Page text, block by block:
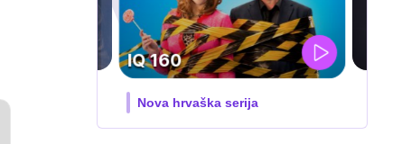
DOSJE JARAK
3. sezona dokumentarne serije